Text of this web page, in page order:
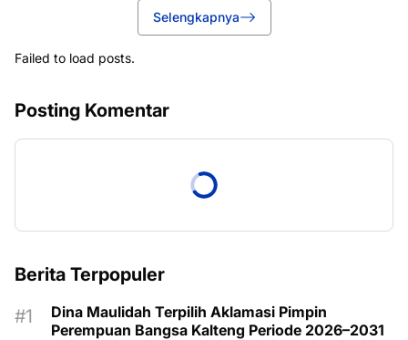
Selengkapnya
Failed to load posts.
Posting Komentar
Berita Terpopuler
Dina Maulidah Terpilih Aklamasi Pimpin
Perempuan Bangsa Kalteng Periode 2026–2031